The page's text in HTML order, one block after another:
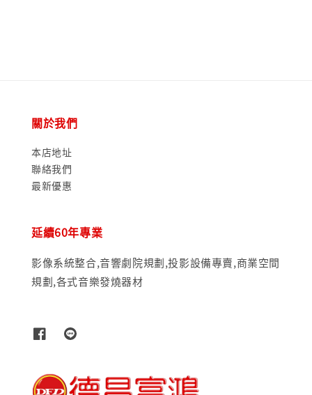
關於我們
本店地址
聯絡我們
最新優惠
延續60年專業
影像系統整合,音響劇院規劃,投影設備專賣,商業空間
規劃,各式音樂發燒器材